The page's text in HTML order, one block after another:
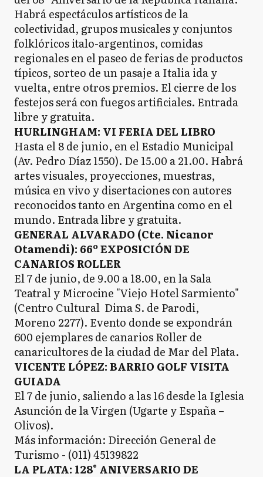
Habrá espectáculos artísticos de la
colectividad, grupos musicales y conjuntos
folklóricos italo-argentinos, comidas
regionales en el paseo de ferias de productos
típicos, sorteo de un pasaje a Italia ida y
vuelta, entre otros premios. El cierre de los
festejos será con fuegos artificiales. Entrada
libre y gratuita.
HURLINGHAM: VI FERIA DEL LIBRO
Hasta el 8 de junio, en el Estadio Municipal
(Av. Pedro Díaz 1550). De 15.00 a 21.00. Habrá
artes visuales, proyecciones, muestras,
música en vivo y disertaciones con autores
reconocidos tanto en Argentina como en el
mundo. Entrada libre y gratuita.
GENERAL ALVARADO (Cte. Nicanor
Otamendi): 66º EXPOSICIÓN DE
CANARIOS ROLLER
El 7 de junio, de 9.00 a 18.00, en la Sala
Teatral y Microcine "Viejo Hotel Sarmiento"
(Centro Cultural Dima S. de Parodi,
Moreno 2277). Evento donde se expondrán
600 ejemplares de canarios Roller de
canaricultores de la ciudad de Mar del Plata.
VICENTE LÓPEZ: BARRIO GOLF VISITA
GUIADA
El 7 de junio, saliendo a las 16 desde la Iglesia
Asunción de la Virgen (Ugarte y España –
Olivos).
Más información: Dirección General de
Turismo - (011) 45139822
LA PLATA: 128° ANIVERSARIO DE